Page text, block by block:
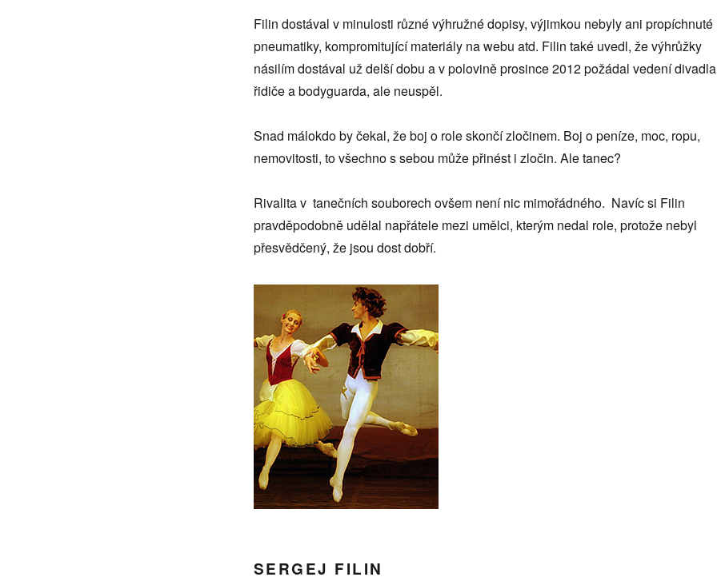
Filin dostával v minulosti různé výhružné dopisy, výjimkou nebyly ani propíchnuté
pneumatiky, kompromitující materiály na webu atd. Filin také uvedl, že výhrůžky
násilím dostával už delší dobu a v polovině prosince 2012 požádal vedení
řidiče a bodyguarda, ale neuspěl.
Snad málokdo by čekal, že boj o role skončí zločinem. Boj o peníze, moc, ropu,
nemovitosti, to všechno s sebou může přinést i zločin. Ale tanec?
Rivalita v tanečních souborech ovšem není nic mimořádného. Navíc si Filin
pravděpodobně udělal napřátele mezi umělci, kterým nedal role, protože nebyl
přesvědčený, že jsou dost dobří.
SERGEJ FILIN